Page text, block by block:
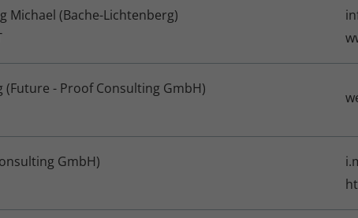
Michael (Bache-Lichtenberg)
(Future - Proof Consulting GmbH)
GmbH)